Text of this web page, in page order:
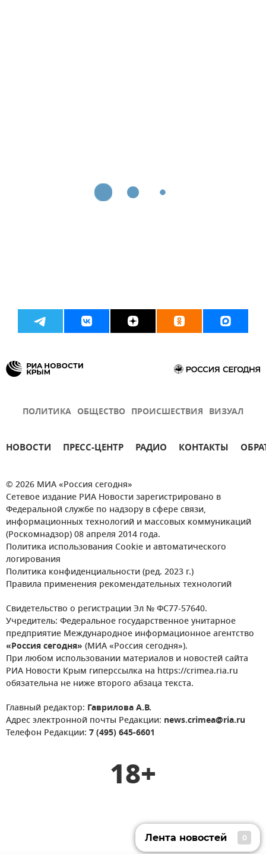
ПОЛИТИКА ОБЩЕСТВО ПРОИСШЕСТВИЯ ВИЗУАЛ
НОВОСТИ ПРЕСС-ЦЕНТР РАДИО КОНТАКТЫ
© 2026 МИА «Россия сегодня»
Сетевое издание РИА Новости зарегистрировано в
Федеральной службе по надзору в сфере связи,
информационных технологий и массовых коммуникаций
(Роскомнадзор) 08 апреля 2014 года.
Политика использования Cookie и автоматического
логирования
Политика конфиденциальности (ред. 2023 г.)
Правила применения рекомендательных технологий
Свидетельство о регистрации Эл № ФС77-57640.
Учредитель: Федеральное государственное унитарное
предприятие Международное информационное агентство
«Россия сегодня» (МИА «Россия сегодня»).
При любом использовании материалов и новостей сайта
РИА Новости Крым гиперссылка на https://crimea.ria.ru
обязательна не ниже второго абзаца текста.
Главный редактор: Гаврилова А.В.
Адрес электронной почты Редакции: news.crimea@ria.ru
Телефон Редакции: 7 (495) 645-6601
18+
Лента новостей 0